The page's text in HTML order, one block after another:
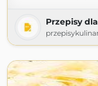
Przepisy